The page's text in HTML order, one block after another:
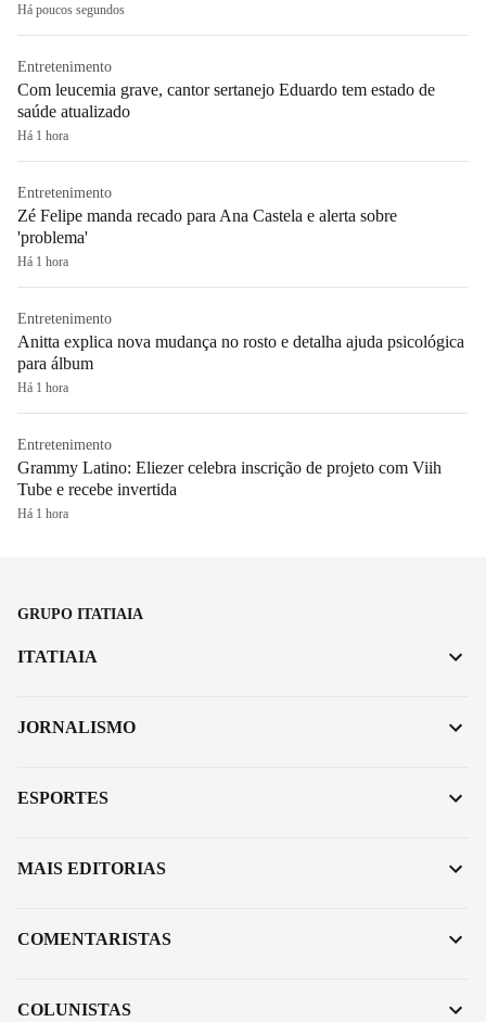
Há poucos segundos
Entretenimento
Com leucemia grave, cantor sertanejo Eduardo tem estado de
saúde atualizado
Há 1 hora
Entretenimento
Zé Felipe manda recado para Ana Castela e alerta sobre
'problema'
Há 1 hora
Entretenimento
Anitta explica nova mudança no rosto e detalha ajuda psicológica
para álbum
Há 1 hora
Entretenimento
Grammy Latino: Eliezer celebra inscrição de projeto com Viih
Tube e recebe invertida
Há 1 hora
GRUPO ITATIAIA
ITATIAIA
JORNALISMO
ESPORTES
MAIS EDITORIAS
COMENTARISTAS
COLUNISTAS